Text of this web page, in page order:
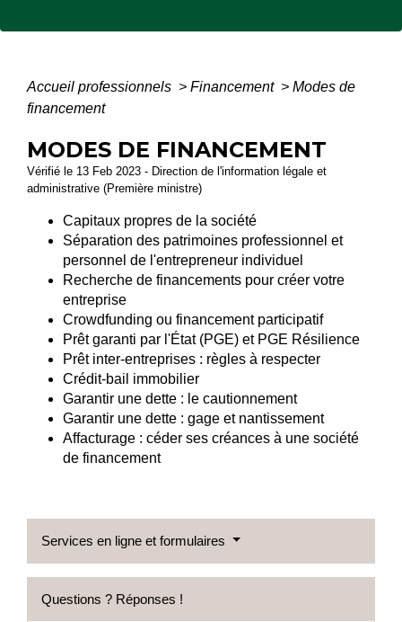
Accueil professionnels > Financement > Modes de
financement
MODES DE FINANCEMENT
Vérifié le 13 Feb 2023 - Direction de l'information légale et
administrative (Première ministre)
Capitaux propres de la société
Séparation des patrimoines professionnel et
personnel de l'entrepreneur individuel
Recherche de financements pour créer votre
entreprise
Crowdfunding ou financement participatif
Prêt garanti par l'État (PGE) et PGE Résilience
Prêt inter-entreprises : règles à respecter
Crédit-bail immobilier
Garantir une dette : le cautionnement
Garantir une dette : gage et nantissement
Affacturage : céder ses créances à une société
de financement
Services en ligne et formulaires
Questions ? Réponses !